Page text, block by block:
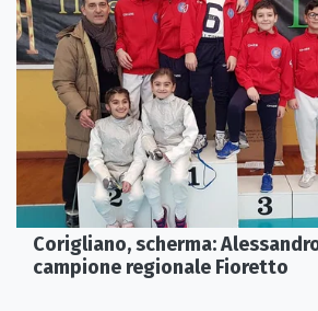
Corigliano, scherma:
campione regionale Fioretto